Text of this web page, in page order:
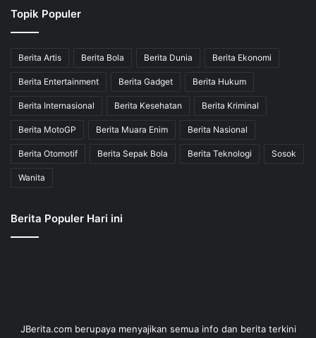
Topik Populer
Berita Artis Berita Bola Berita Dunia Berita Ekonomi
Berita Entertainment Berita Gadget Berita Hukum
Berita Internasional Berita Kesehatan Berita Kriminal
Berita MotoGP Berita Muara Enim Berita Nasional
Berita Otomotif Berita Sepak Bola Berita Teknologi Sosok
Wanita
Berita Populer Hari ini
JBerita.com berupaya menyajikan semua info dan berita terkini